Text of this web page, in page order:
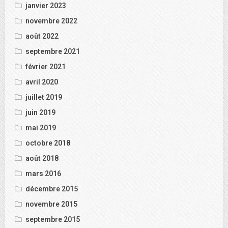
janvier 2023
novembre 2022
août 2022
septembre 2021
février 2021
avril 2020
juillet 2019
juin 2019
mai 2019
octobre 2018
août 2018
mars 2016
décembre 2015
novembre 2015
septembre 2015